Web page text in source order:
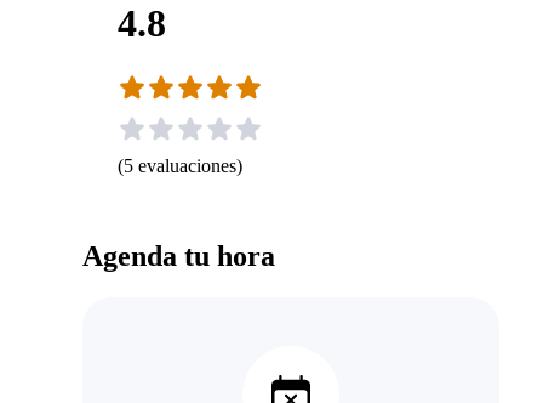
4.8
(5 evaluaciones)
Agenda tu hora